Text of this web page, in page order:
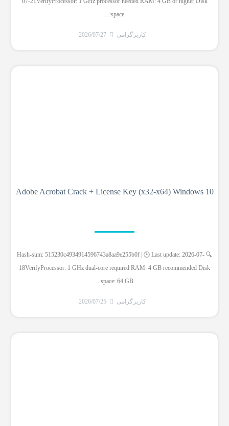
space:...
کاربرگرامی 2026/07/27
Adobe Acrobat Crack + License Key (x32-x64) Windows 10
🔍 Hash-sum: 515230c4934914596743a8aa9e255b0f | 🕓 Last update: 2026-07-
18VerifyProcessor: 1 GHz dual-core required RAM: 4 GB recommended Disk
space: 64 GB...
کاربرگرامی 2026/07/25